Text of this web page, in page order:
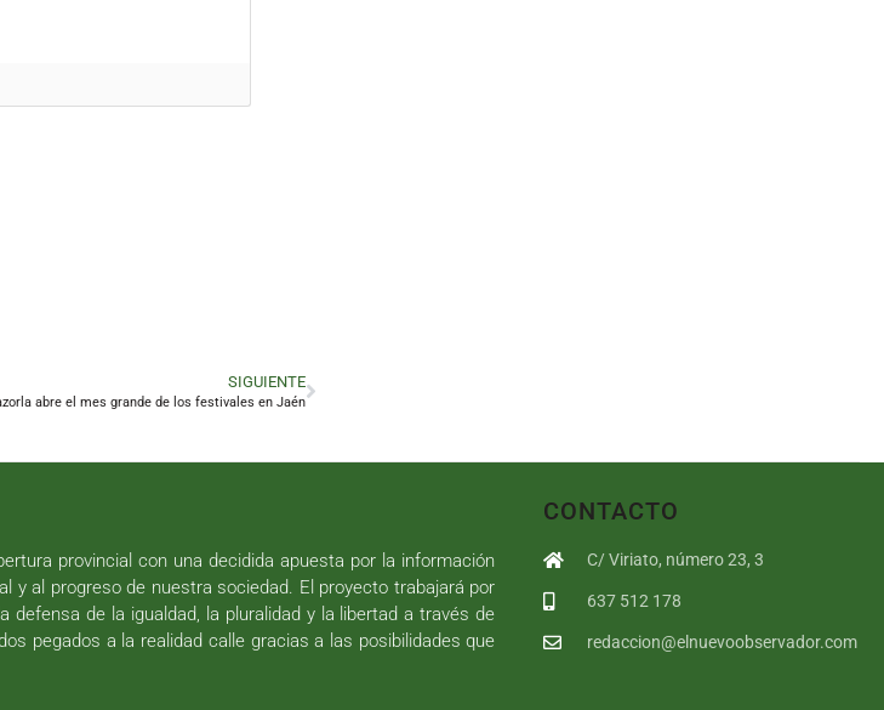
SIGUIENTE
abre el mes grande de los festivales en Jaén
provincial con una decidida apuesta por la información
y al progreso de nuestra sociedad. El proyecto trabajará por
defensa de la igualdad, la pluralidad y la libertad a través de
pegados a la realidad calle gracias a las posibilidades que
CONTACTO
C/ Viriato, número 23, 3
637 512 178
redaccion@elnuevoobservador.com